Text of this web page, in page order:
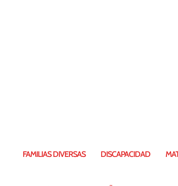
FAMILIAS DIVERSAS DISCAPACIDAD
La importancia